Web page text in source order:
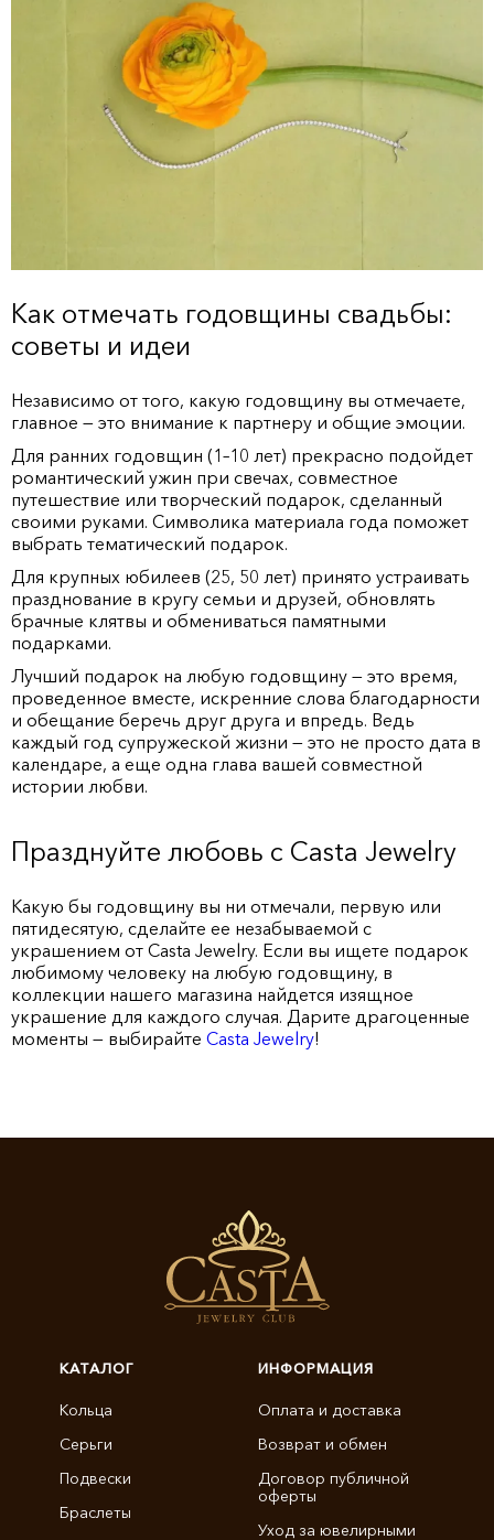
Как отмечать годовщины свадьбы:
советы и идеи
Независимо от того, какую годовщину вы отмечаете,
главное — это внимание к партнеру и общие эмоции.
Для ранних годовщин (1–10 лет) прекрасно подойдет
романтический ужин при свечах, совместное
путешествие или творческий подарок, сделанный
своими руками. Символика материала года поможет
выбрать тематический подарок.
Для крупных юбилеев (25, 50 лет) принято устраивать
празднование в кругу семьи и друзей, обновлять
брачные клятвы и обмениваться памятными
подарками.
Лучший подарок на любую годовщину — это время,
проведенное вместе, искренние слова благодарности
и обещание беречь друг друга и впредь. Ведь
каждый год супружеской жизни — это не просто дата в
календаре, а еще одна глава вашей совместной
истории любви.
Празднуйте любовь с Casta Jewelry
Какую бы годовщину вы ни отмечали, первую или
пятидесятую, сделайте ее незабываемой с
украшением от Casta Jewelry. Если вы ищете подарок
любимому человеку на любую годовщину, в
коллекции нашего магазина найдется изящное
украшение для каждого случая. Дарите драгоценные
моменты — выбирайте Casta Jewelry!
КАТАЛОГ
Кольца
Серьги
Подвески
Браслеты
ИНФОРМАЦИЯ
Оплата и доставка
Возврат и обмен
Договор публичной
оферты
Уход за ювелирными